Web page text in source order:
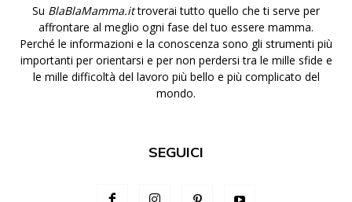
Su BlaBlaMamma.ittroverai tutto quello che ti serve per
affrontare al meglio ogni fase del tuo essere mamma.
Perché le informazioni e la conoscenza sono gli strumenti più
importanti per orientarsi e per non perdersi tra le mille sfide e
le mille difficoltà del lavoro più bello e più complicato del
mondo.
SEGUICI